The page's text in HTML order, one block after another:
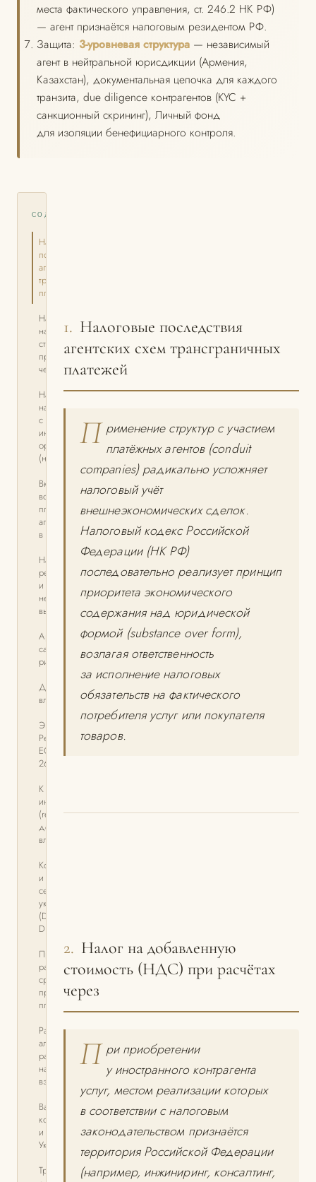
места фактического управления, ст. 246.2 НК РФ)
— агент признаётся налоговым резидентом РФ.
Защита: 3-уровневая структура — независимый
агент в нейтральной юрисдикции (Армения,
Казахстан), документальная цепочка для каждого
транзита, due diligence контрагентов (KYC +
санкционный скрининг), Личный фонд
для изоляции бенефициарного контроля.
СОДЕРЖАНИЕ
Налоговые
последствия
агентских схем
трансграничных
платежей
Налог
на добавленную
стоимость (НДС)
при расчётах
через
Налог
на прибыль
с доходов
иностранных
организаций
(налог у
Включение
вознаграждения
платёжного
агента
в таможенную
Налоговая
реконструкция
и концепция
необоснованной
выгоды
Архитектура
санкционных
рисков
Доктрина
владения
Эволюция
Регламента
ЕС
269/2014
К ключевым
индикаторам
(red flags)
доминирующего
влияния
Комплаенс
и выявление
сетей
уклонения
(Due
Diligence)
Процедура
разблокировки
средств
при попадании
платёжного
Рассмотрим
алгоритм
разблокировки
на примере
взаимодействия
Валютный
контроль
и применение
Указа № 95
Требование
1. Налоговые последствия
агентских схем трансграничных
платежей
П рименение структур с участием
платёжных агентов (conduit
companies) радикально усложняет
налоговый учёт
внешнеэкономических сделок.
Налоговый кодекс Российской
Федерации (НК РФ)
последовательно реализует принцип
приоритета экономического
содержания над юридической
формой (substance over form),
возлагая ответственность
за исполнение налоговых
обязательств на фактического
потребителя услуг или покупателя
товаров.
2. Налог на добавленную
стоимость (НДС) при расчётах
через
П ри приобретении
у иностранного контрагента
услуг, местом реализации которых
в соответствии с налоговым
законодательством признаётся
территория Российской Федерации
(например, инжиниринг, консалтинг,